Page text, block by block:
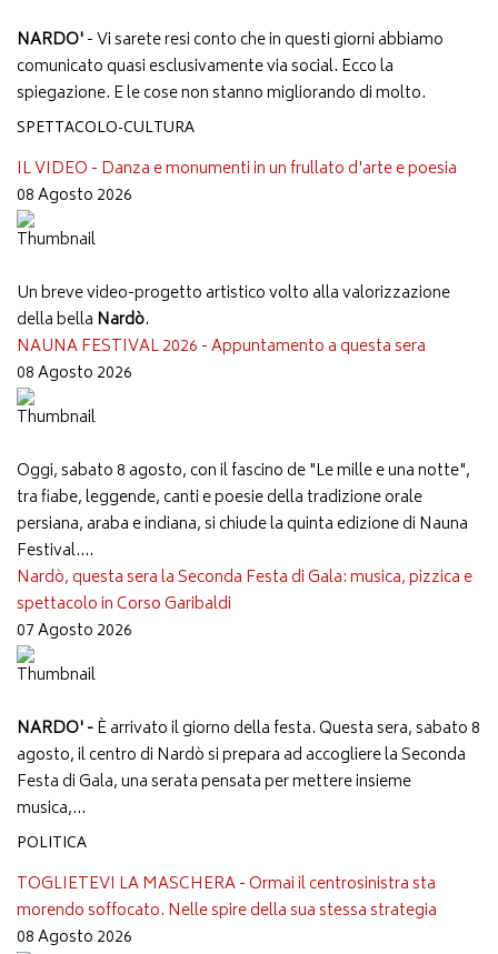
NARDO'- Vi sarete resi conto che in questi giorni abbiamo
comunicato quasi esclusivamente via social. Ecco la
spiegazione. E le cose non stanno migliorando di molto.
SPETTACOLO-CULTURA
IL VIDEO - Danza e monumenti in un frullato d'arte e poesia
08 Agosto 2026
Un breve video-progetto artistico volto alla valorizzazione
della bella Nardò.
NAUNA FESTIVAL 2026 - Appuntamento a questa sera
08 Agosto 2026
Oggi, sabato 8 agosto, con il fascino de "Le mille e una notte",
tra fiabe, leggende, canti e poesie della tradizione orale
persiana, araba e indiana, si chiude la quinta edizione di Nauna
Festival....
Nardò, questa sera la Seconda Festa di Gala: musica, pizzica e
spettacolo in Corso Garibaldi
07 Agosto 2026
NARDO' -È arrivato il giorno della festa. Questa sera, sabato 8
agosto, il centro di Nardò si prepara ad accogliere la Seconda
Festa di Gala, una serata pensata per mettere insieme
musica,...
POLITICA
TOGLIETEVI LA MASCHERA - Ormai il centrosinistra sta
morendo soffocato. Nelle spire della sua stessa strategia
08 Agosto 2026